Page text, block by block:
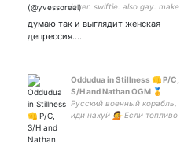
lover. swiftie. also gay. make
думаю так и выглядит женская
депрессия….
Oddudua in Stillness 👊 P/C,
S/H and Nathan OGM 🥇
Русский военный корабль,
иди нахуй 💁 Если топливо